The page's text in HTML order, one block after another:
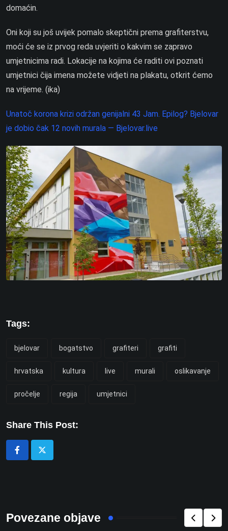
domaćin.
Oni koji su još uvijek pomalo skeptični prema grafiterstvu,
moći će se iz prvog reda uvjeriti o kakvim se zapravo
umjetnicima radi. Lokacije na kojima će raditi ovi poznati
umjetnici čija imena možete vidjeti na plakatu, otkrit ćemo
na vrijeme. (ika)
Unatoč korona krizi održan genijalni 43 Jam. Epilog? Bjelovar
je dobio čak 12 novih murala — Bjelovar.live
Tags:
bjelovar bogatstvo grafiteri grafiti
hrvatska kultura live murali oslikavanje
pročelje regija umjetnici
Share This Post:
Povezane objave